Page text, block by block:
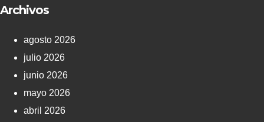
Archivos
agosto 2026
julio 2026
junio 2026
mayo 2026
abril 2026